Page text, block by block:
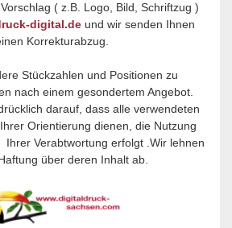
( z.B. Logo, Bild, Schriftzug )
digital.de und wir senden Ihnen
Korrekturabzug.
Stückzahlen und Positionen zu
nach einem gesondertem Angebot.
darauf, dass alle verwendeten
Orientierung dienen, die Nutzung
Verabtwortung erfolgt .Wir lehnen
über deren Inhalt ab.